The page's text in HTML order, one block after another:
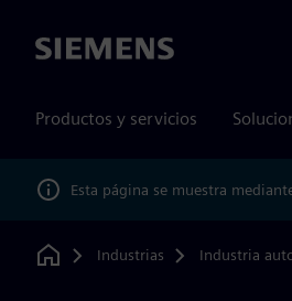
Siemens
Productos y servicios
Esta página se muestra
Home
Industrias Industria